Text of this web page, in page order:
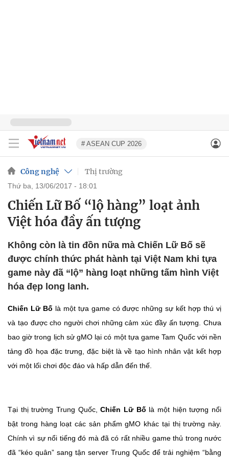
# ASEAN CUP 2026
Công nghệ Thị trường
thứ ba, 13/06/2017 - 18:01
Chiến Lữ Bố “lộ hàng” loạt ảnh
Việt hóa đầy ấn tượng
Không còn là tin đồn nữa mà Chiến Lữ Bố sẽ
được chính thức phát hành tại Việt Nam khi tựa
game này đã “lộ” hàng loạt những tấm hình Việt
hóa đẹp long lanh.
Chiến Lữ Bố là một tựa game có được những sự kết hợp thú vị
và tạo được cho người chơi những cảm xúc đầy ấn tượng. Chưa
bao giờ trong lịch sử gMO lại có một tựa game Tam Quốc với nền
tảng đồ họa đặc trưng, đặc biệt là về tạo hình nhân vật kết hợp
với một lối chơi độc đáo và hấp dẫn đến thế.
Tại thị trường Trung Quốc,Chiến Lữ Bố là một hiện tượng nổi
bật trong hàng loạt các sản phẩm gMO khác tại thị trường này.
Chính vì sự nổi tiếng đó mà đã có rất nhiều game thủ trong nước
đã “kéo quân” sang tận server Trung Quốc để trải nghiệm “bằng